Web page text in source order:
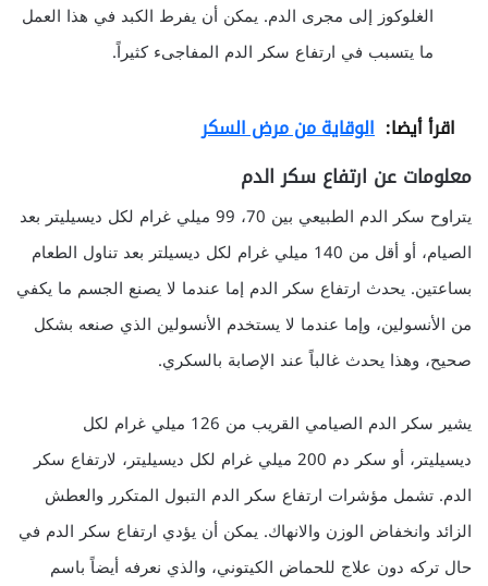
الغلوكوز إلى مجرى الدم. يمكن أن يفرط الكبد في هذا العمل
ما يتسبب في ارتفاع سكر الدم المفاجىء كثيراً.
اقرأ أيضا: الوقاية من مرض السكر
معلومات عن ارتفاع سكر الدم
يتراوح سكر الدم الطبيعي بين 70، 99 ميلي غرام لكل ديسيليتر بعد
الصيام، أو أقل من 140 ميلي غرام لكل ديسيلتر بعد تناول الطعام
بساعتين. يحدث ارتفاع سكر الدم إما عندما لا يصنع الجسم ما يكفي
من الأنسولين، وإما عندما لا يستخدم الأنسولين الذي صنعه بشكل
صحيح، وهذا يحدث غالباً عند الإصابة بالسكري.
يشير سكر الدم الصيامي القريب من 126 ميلي غرام لكل
ديسيليتر، أو سكر دم 200 ميلي غرام لكل ديسيليتر، لارتفاع سكر
الدم. تشمل مؤشرات ارتفاع سكر الدم التبول المتكرر والعطش
الزائد وانخفاض الوزن والانهاك. يمكن أن يؤدي ارتفاع سكر الدم في
حال تركه دون علاج للحماض الكيتوني، والذي نعرفه أيضاً باسم